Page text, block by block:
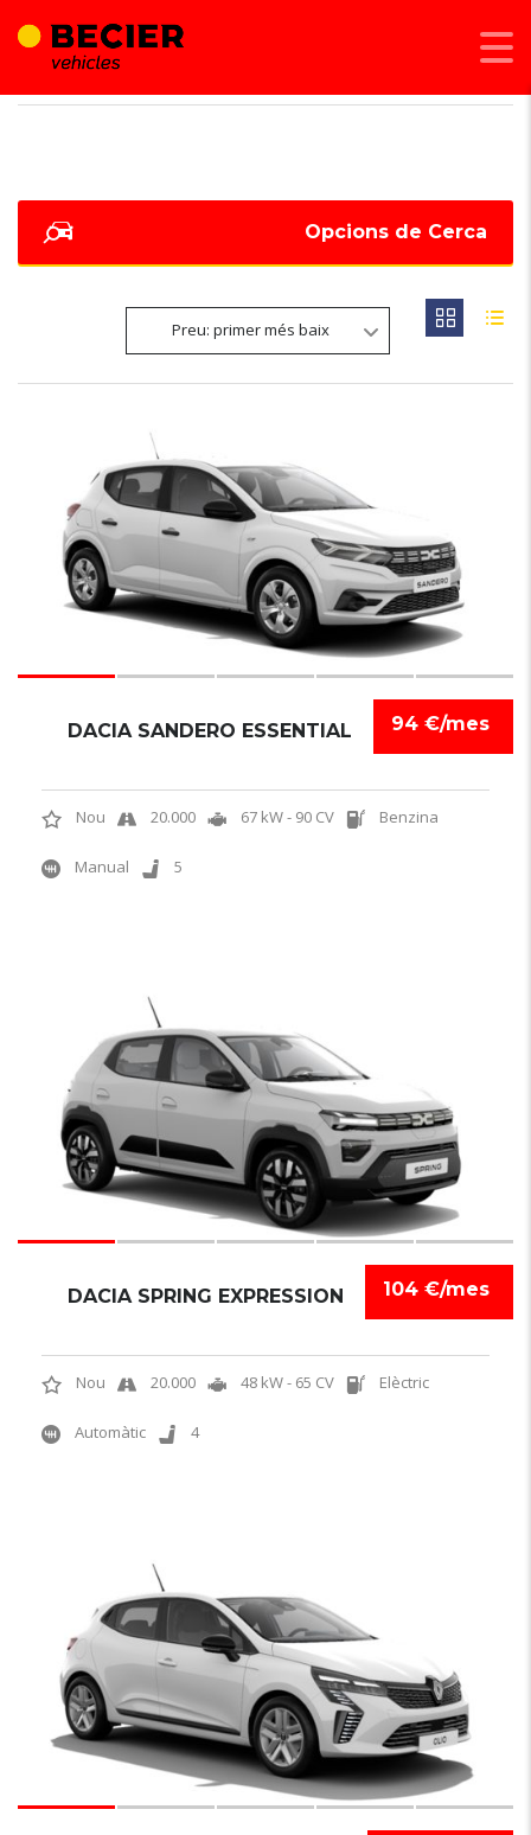
Opcions de Cerca
Preu: primer més baix
94 €/mes
DACIA SANDERO ESSENTIAL
Nou 20.000 67 kW - 90 CV Benzina
Manual 5
104 €/mes
DACIA SPRING EXPRESSION
Nou 20.000 48 kW - 65 CV Elèctric
Automàtic 4